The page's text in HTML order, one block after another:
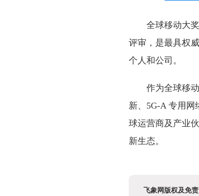
全球移动大
评审，是最具权
个人和公司。
作为全球移
新、5G-A 专用
球运营商及产业
新生态。
飞象网版权及免